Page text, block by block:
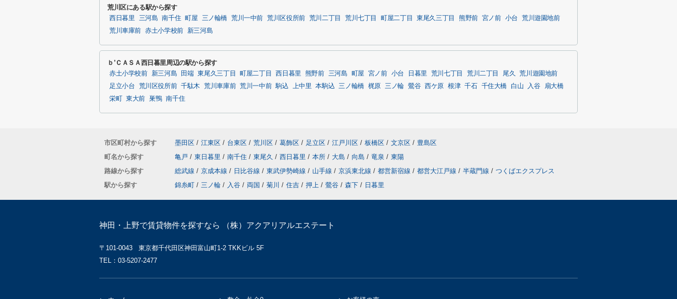
荒川区にある駅から探す
西日暮里 三河島 南千住 町屋 三ノ輪橋 荒川一中前 荒川区役所前 荒川二丁目 荒川七丁目 町屋二丁目 東尾久三丁目 熊野前 宮ノ前 小台
荒川遊園地前
荒川車庫前 赤土小学校前 新三河島
ｂ’ＣＡＳＡ西日暮里周辺の駅から探す
赤土小学校前 新三河島 田端 東尾久三丁目 町屋二丁目 西日暮里 熊野前 三河島 町屋 宮ノ前 小台 日暮里 荒川七丁目 荒川二丁目 尾久
荒川遊園地前
足立小台
荒川区役所前 千駄木 荒川車庫前 荒川一中前 駒込 上中里 本駒込 三ノ輪橋 梶原 三ノ輪 鶯谷 西ケ原 根津 千石 千住大橋 白山 入谷
扇大橋
栄町
東大前 巣鴨 南千住
市区町村から探す 墨田区 / 江東区 / 台東区 / 荒川区 / 葛飾区 / 足立区 / 江戸川区 / 板橋区 / 文京区 / 豊島区
町名から探す
亀戸 / 東日暮里 / 南千住 / 東尾久 / 西日暮里 / 本所 / 大島 / 向島 / 竜泉 / 東陽
路線から探す
総武線 / 京成本線 / 日比谷線 / 東武伊勢崎線 / 山手線 / 京浜東北線 / 都営新宿線 / 都営大江戸線 / 半蔵門線 / つくばエクスプレス
駅から探す
錦糸町 / 三ノ輪 / 入谷 / 両国 / 菊川 / 住吉 / 押上 / 鶯谷 / 森下 / 日暮里
神田・上野で賃貸物件を探すなら （株）アクアリアルエステート
〒101-0043 東京都千代田区神田富山町1-2 TKKビル 5F
TEL：03-5207-2477